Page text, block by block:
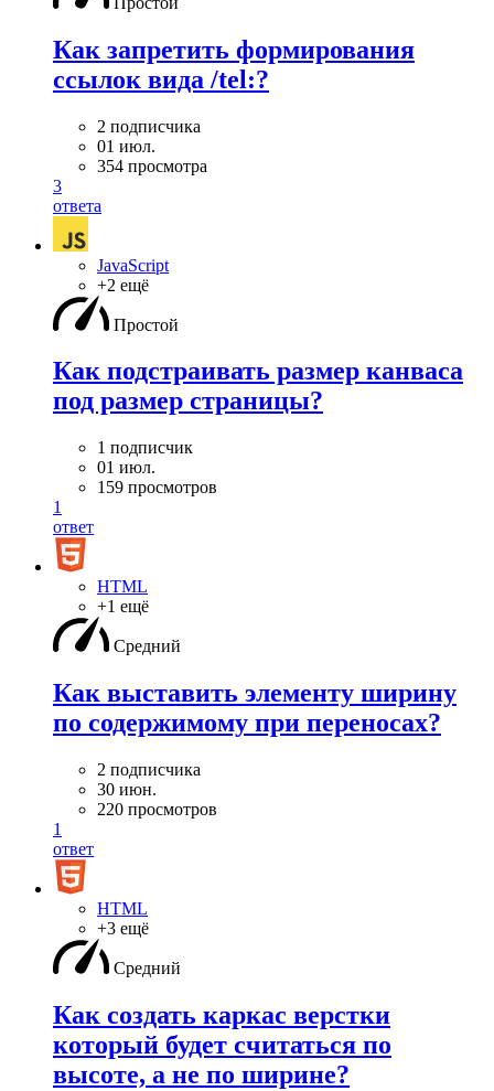
Как запретить формирования
ссылок вида /tel:?
2 подписчика
01 июл.
354 просмотра
3
ответа
JavaScript
+2 ещё
Простой
Как подстраивать размер канваса
под размер страницы?
1 подписчик
01 июл.
159 просмотров
1
ответ
HTML
+1 ещё
Средний
Как выставить элементу ширину
по содержимому при переносах?
2 подписчика
30 июн.
220 просмотров
1
ответ
HTML
+3 ещё
Средний
Как создать каркас верстки
который будет считаться по
высоте, а не по ширине?